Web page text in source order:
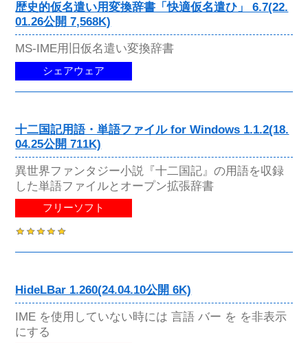
歴史的仮名遣い用変換辞書「快適仮名遣ひ」 6.7(22.
01.26公開 7,568K)
MS-IME用旧仮名遣い変換辞書
シェアウェア
十二国記用語・単語ファイル for Windows 1.1.2(18.
04.25公開 711K)
異世界ファンタジー小説『十二国記』の用語を収録
した単語ファイルとオープン拡張辞書
フリーソフト
HideLBar 1.260(24.04.10公開 6K)
IME を使用していない時には 言語 バー を を非表示
にする